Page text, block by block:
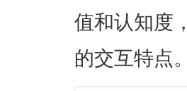
值和认知度
的交互特点。